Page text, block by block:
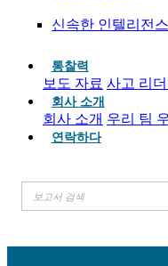
신속한 인텔리전
통찰력
보도 자료 사고 리
회사 소개
회사 소개 우리 팀
연락하다